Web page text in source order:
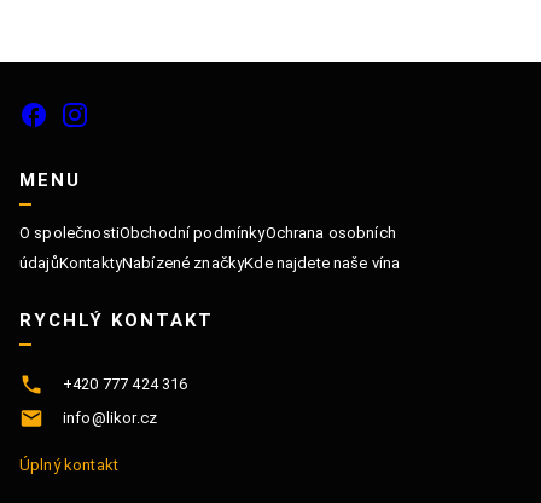
MENU
O společnostiObchodní podmínkyOchrana osobních
údajůKontaktyNabízené značkyKde najdete naše vína
RYCHLÝ KONTAKT
+420 777 424 316
info@likor.cz
Úplný kontakt